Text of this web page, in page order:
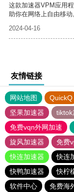
这款加速器VPM应用
助你在网络上自由移动
2024-04-16
友情链接
网站地图 QuickQ
坚果加速器
tiktok
免费vqn外网加速
旋风加速器
免费
快连加速器
快连
快鸭加速器
快柠
软件中心
免费海